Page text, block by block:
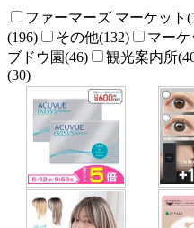
ファーマーズ マーケット
(196)
その他(132) マーケ
ブドウ園(46)
観光案内所
(30)